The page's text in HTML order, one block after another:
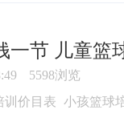
一节 儿童篮
5598浏览
训价目表 小孩篮球